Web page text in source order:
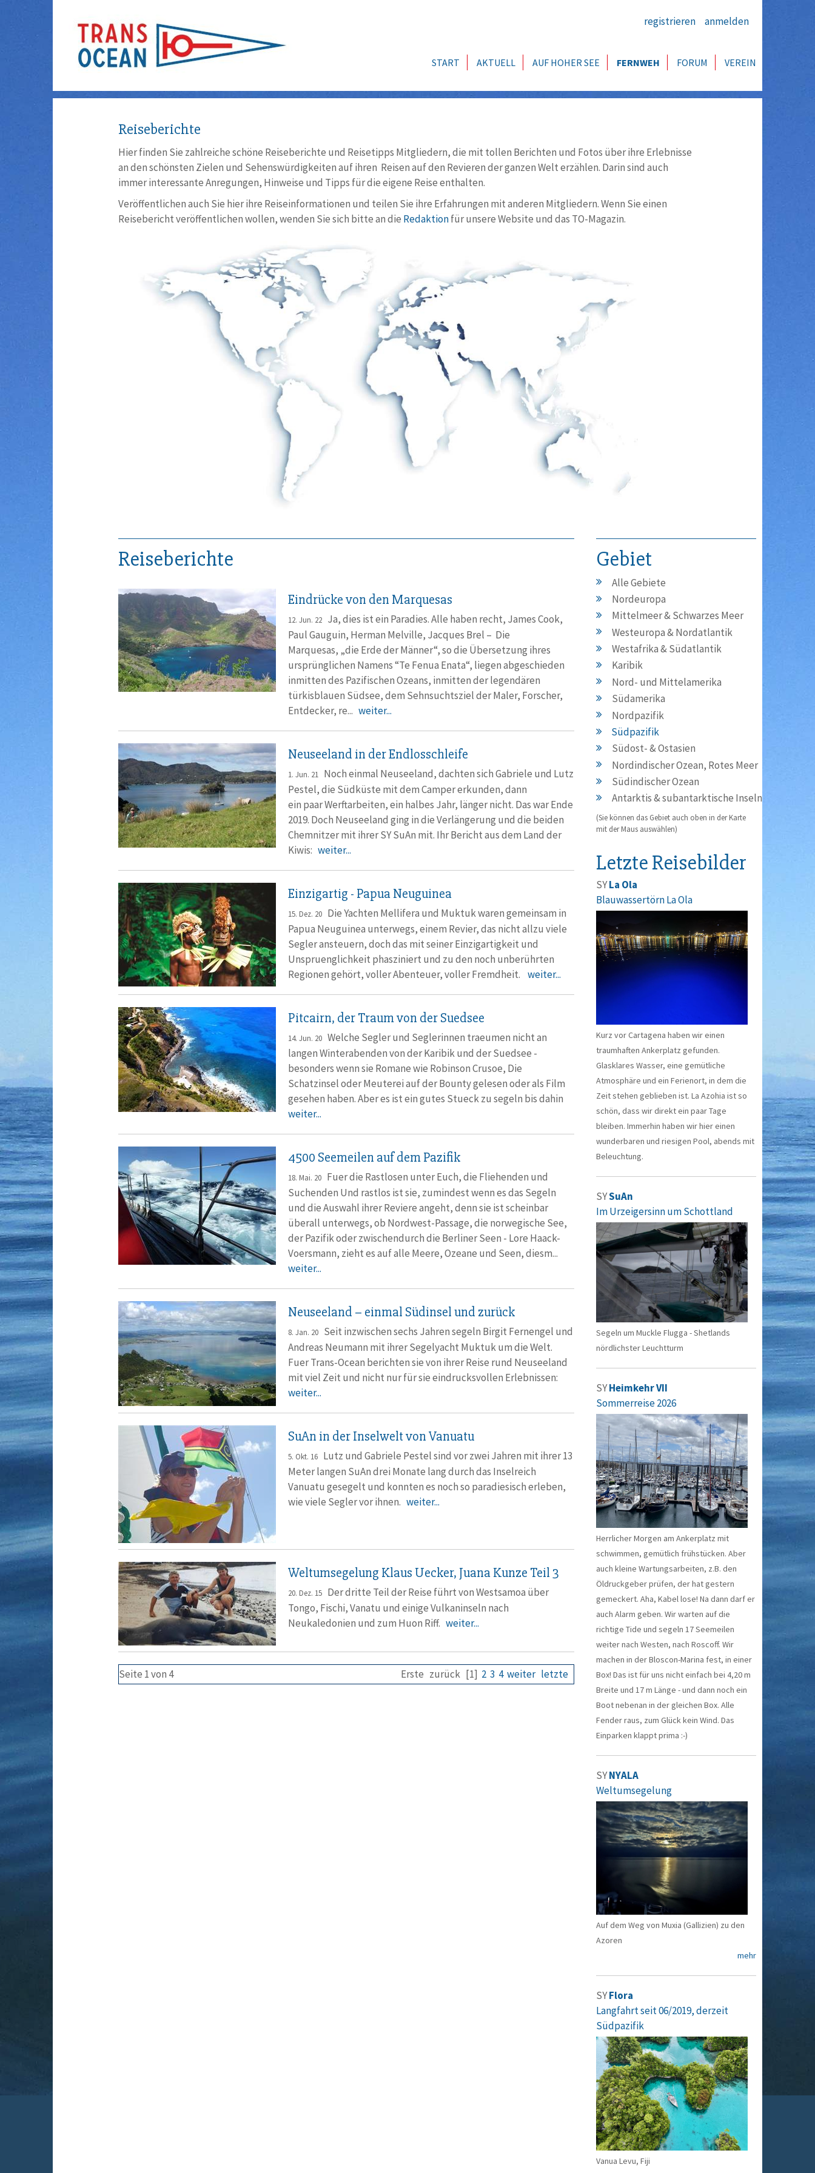
registrieren anmelden
START AKTUELL AUF HOHER SEE FERNWEH FORUM VEREIN
Reiseberichte
Hier finden Sie zahlreiche schöne Reiseberichte und Reisetipps Mitgliedern, die mit tollen Berichten und Fotos über ihre Erlebnisse
an den schönsten Zielen und Sehenswürdigkeiten auf ihren Reisen auf den Revieren der ganzen Welt erzählen. Darin sind auch
immer interessante Anregungen, Hinweise und Tipps für die eigene Reise enthalten.
Veröffentlichen auch Sie hier ihre Reiseinformationen und teilen Sie ihre Erfahrungen mit anderen Mitgliedern. Wenn Sie einen
Reisebericht veröffentlichen wollen, wenden Sie sich bitte an die Redaktionfür unsere Website und das TO-Magazin.
Reiseberichte
Eindrücke von den Marquesas
12. Jun. 22Ja, dies ist ein Paradies. Alle haben recht, James Cook,
Paul Gauguin, Herman Melville, Jacques Brel – Die
Marquesas, „die Erde der Männer“, so die Übersetzung ihres
ursprünglichen Namens “Te Fenua Enata“, liegen abgeschieden
inmitten des Pazifischen Ozeans, inmitten der legendären
türkisblauen Südsee, dem Sehnsuchtsziel der Maler, Forscher,
Entdecker, re... weiter...
Neuseeland in der Endlosschleife
1. Jun. 21Noch einmal Neuseeland, dachten sich Gabriele und Lutz
Pestel, die Südküste mit dem Camper erkunden, dann
ein paar Werftarbeiten, ein halbes Jahr, länger nicht. Das war Ende
2019. Doch Neuseeland ging in die Verlängerung und die beiden
Chemnitzer mit ihrer SY SuAn mit. Ihr Bericht aus dem Land der
Kiwis: weiter...
Einzigartig - Papua Neuguinea
15. Dez. 20Die Yachten Mellifera und Muktuk waren gemeinsam in
Papua Neuguinea unterwegs, einem Revier, das nicht allzu viele
Segler ansteuern, doch das mit seiner Einzigartigkeit und
Unspruenglichkeit phasziniert und zu den noch unberührten
Regionen gehört, voller Abenteuer, voller Fremdheit. weiter...
Pitcairn, der Traum von der Suedsee
14. Jun. 20Welche Segler und Seglerinnen traeumen nicht an
langen Winterabenden von der Karibik und der Suedsee -
besonders wenn sie Romane wie Robinson Crusoe, Die
Schatzinsel oder Meuterei auf der Bounty gelesen oder als Film
gesehen haben. Aber es ist ein gutes Stueck zu segeln bis dahin
weiter...
4500 Seemeilen auf dem Pazifik
18. Mai. 20Fuer die Rastlosen unter Euch, die Fliehenden und
Suchenden Und rastlos ist sie, zumindest wenn es das Segeln
und die Auswahl ihrer Reviere angeht, denn sie ist scheinbar
überall unterwegs, ob Nordwest-Passage, die norwegische See,
der Pazifik oder zwischendurch die Berliner Seen - Lore Haack-
Voersmann, zieht es auf alle Meere, Ozeane und Seen, diesm...
weiter...
Neuseeland – einmal Südinsel und zurück
8. Jan. 20Seit inzwischen sechs Jahren segeln Birgit Fernengel und
Andreas Neumann mit ihrer Segelyacht Muktuk um die Welt.
Fuer Trans-Ocean berichten sie von ihrer Reise rund Neuseeland
mit viel Zeit und nicht nur für sie eindrucksvollen Erlebnissen:
weiter...
SuAn in der Inselwelt von Vanuatu
5. Okt. 16Lutz und Gabriele Pestel sind vor zwei Jahren mit ihrer 13
Meter langen SuAn drei Monate lang durch das Inselreich
Vanuatu gesegelt und konnten es noch so paradiesisch erleben,
wie viele Segler vor ihnen. weiter...
Weltumsegelung Klaus Uecker, Juana Kunze Teil 3
20. Dez. 15Der dritte Teil der Reise führt von Westsamoa über
Tongo, Fischi, Vanatu und einige Vulkaninseln nach
Neukaledonien und zum Huon Riff. weiter...
Seite 1 von 4 Erste zurück [1] 2 3 4 weiter letzte
Gebiet
Alle Gebiete
Nordeuropa
Mittelmeer & Schwarzes Meer
Westeuropa & Nordatlantik
Westafrika & Südatlantik
Karibik
Nord- und Mittelamerika
Südamerika
Nordpazifik
Südpazifik
Südost- & Ostasien
Nordindischer Ozean, Rotes Meer
Südindischer Ozean
Antarktis & subantarktische Inseln
(Sie können das Gebiet auch oben in der Karte
mit der Maus auswählen)
Letzte Reisebilder
SYLa Ola
Blauwassertörn La Ola
Kurz vor Cartagena haben wir einen
traumhaften Ankerplatz gefunden.
Glasklares Wasser, eine gemütliche
Atmosphäre und ein Ferienort, in dem die
Zeit stehen geblieben ist. La Azohia ist so
schön, dass wir direkt ein paar Tage
bleiben. Immerhin haben wir hier einen
wunderbaren und riesigen Pool, abends mit
Beleuchtung.
SYSuAn
Im Urzeigersinn um Schottland
Segeln um Muckle Flugga - Shetlands
nördlichster Leuchtturm
SYHeimkehr VII
Sommerreise 2026
Herrlicher Morgen am Ankerplatz mit
schwimmen, gemütlich frühstücken. Aber
auch kleine Wartungsarbeiten, z.B. den
Öldruckgeber prüfen, der hat gestern
gemeckert. Aha, Kabel lose! Na dann darf er
auch Alarm geben. Wir warten auf die
richtige Tide und segeln 17 Seemeilen
weiter nach Westen, nach Roscoff. Wir
machen in der Bloscon-Marina fest, in einer
Box! Das ist für uns nicht einfach bei 4,20 m
Breite und 17 m Länge - und dann noch ein
Boot nebenan in der gleichen Box. Alle
Fender raus, zum Glück kein Wind. Das
Einparken klappt prima :-)
SYNYALA
Weltumsegelung
Auf dem Weg von Muxia (Gallizien) zu den
Azoren
mehr
SYFlora
Langfahrt seit 06/2019, derzeit
Südpazifik
Vanua Levu, Fiji